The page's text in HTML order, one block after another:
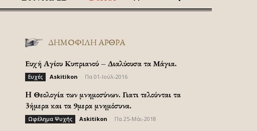
ΔΗΜΟΦΙΛΗ ΑΡΘΡΑ
Ευχή Αγίου Κυπριανού – Διαλύουσα τα Μάγια.
Ευχές Askitikon Πα 01-Ιούλ-2016
H Θεολογία των μνημοσύνων. Γιατι τελούνται τα
3ήμερα και τα 9μερα μνημόσυνα.
Ωφέλημα Ψυχής Askitikon Πα 25-Μάι-2018